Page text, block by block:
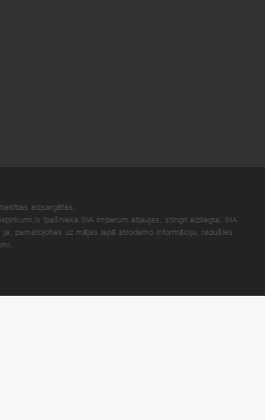
aizsargātas.
īpašnieka SIA Imperum atļaujas, stingri aizliegta. SIA
ja, pamatojoties uz mājas lapā atrodamo informāciju, radušies